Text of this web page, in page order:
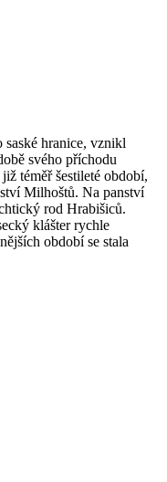
hranice, vznikl
svého příchodu
téměř šestileté období,
Milhoštů. Na panství
rod Hrabišiců.
klášter rychle
období se stala